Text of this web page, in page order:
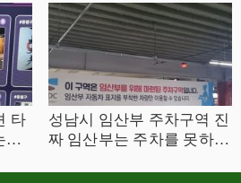
타
..
성남시 임산부 주차구역 진
짜 임산부는 주차를 못하는